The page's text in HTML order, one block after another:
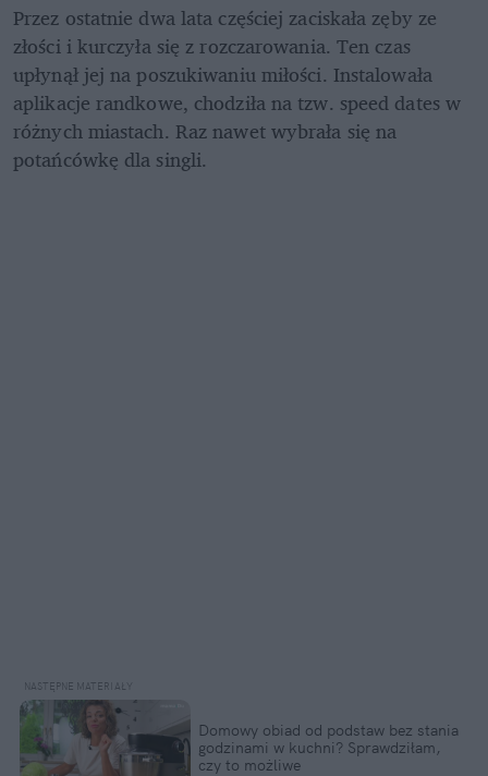
Przez ostatnie dwa lata częściej zaciskała zęby ze
złości i kurczyła się z rozczarowania. Ten czas
upłynął jej na poszukiwaniu miłości. Instalowała
aplikacje randkowe, chodziła na tzw. speed dates w
różnych miastach. Raz nawet wybrała się na
potańcówkę dla singli.
Domowy obiad od podstaw bez stania
godzinami w kuchni? Sprawdziłam,
czy to możliwe